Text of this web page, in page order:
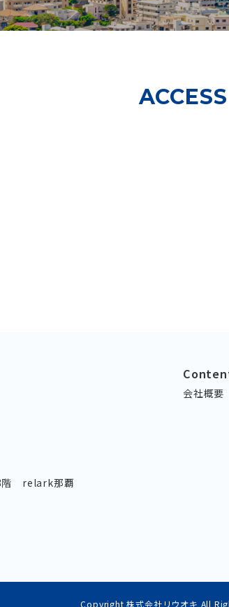
ACCESS
階 relark那覇
会社概要
Copyright 株式会社リウオキ All